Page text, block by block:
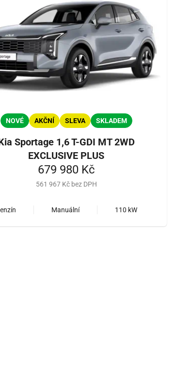
NOVÉ AKČNÍ SLEVA SKLADEM
Sportage 1,6 T-GDI MT 2WD
EXCLUSIVE PLUS
679 980 Kč
561 967 Kč bez DPH
Manuální 110 kW